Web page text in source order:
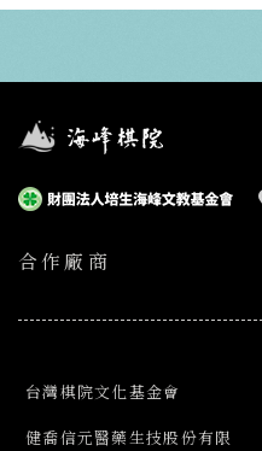
合作廠商
台灣棋院文化基金會
健喬信元醫藥生技股份有限